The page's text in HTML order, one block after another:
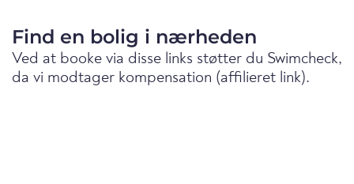
Find en bolig i nærheden
Ved at booke via disse links støtter du Swimcheck,
da vi modtager kompensation (affilieret link).